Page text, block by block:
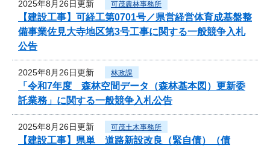
2025年8月26日更新 可茂農林事務所
【建設工事】可経工第0701号／県営経営体育成基盤整
備事業佐見大寺地区第3号工事に関する一般競争入札
公告
2025年8月26日更新 林政課
「令和7年度 森林空間データ（森林基本図）更新委
託業務」に関する一般競争入札公告
2025年8月26日更新 可茂土木事務所
【建設工事】県単 道路新設改良（緊自債）（債